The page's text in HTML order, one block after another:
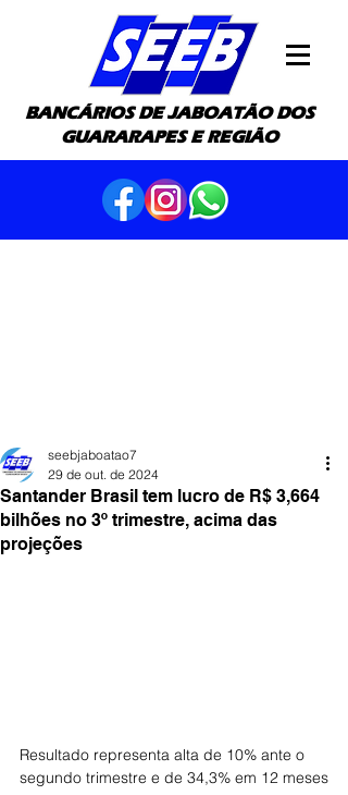
BANCÁRIOS DE JABOATÃO DOS
GUARARAPES E REGIÃO
Santander Brasil tem lucro de R$ 3,664
bilhões no 3º trimestre, acima das
projeções
seebjaboatao7
29 de out. de 2024
Resultado representa alta de 10% ante o
segundo trimestre e de 34,3% em 12 meses